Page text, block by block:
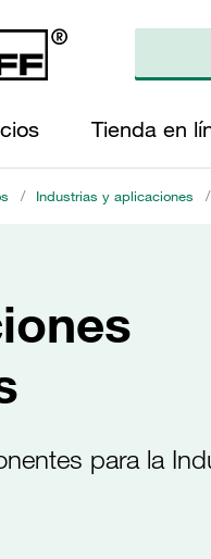
Tienda en
/ Industrias y aplicaciones /
para la